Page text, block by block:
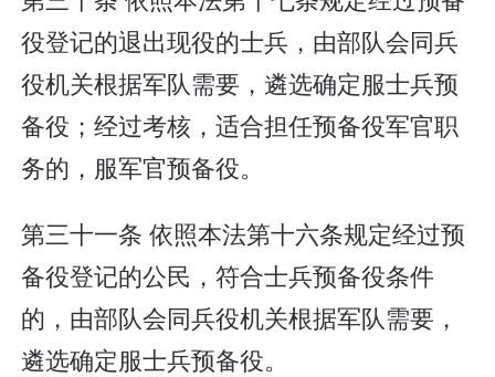
役登记的退出现役的士兵，由部队会同兵
役机关根据军队需要，遴选确定服士兵预
备役；经过考核，适合担任预备役军官职
务的，服军官预备役。
第三十一条 依照本法第十六条规定经过预
备役登记的公民，符合士兵预备役条件
的，由部队会同兵役机关根据军队需要，
遴选确定服士兵预备役。